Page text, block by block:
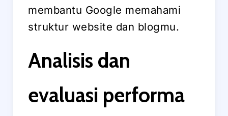
membantu Google memahami
struktur website dan blogmu.
Analisis dan
evaluasi performa